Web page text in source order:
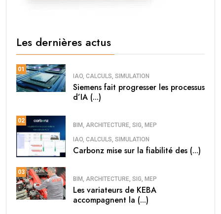
Les dernières actus
01
IAO, CALCULS, SIMULATION
Siemens fait progresser les processus
d’IA (...)
02
BIM, ARCHITECTURE, SIG, MEP
IAO, CALCULS, SIMULATION
Carbonz mise sur la fiabilité des (...)
03
BIM, ARCHITECTURE, SIG, MEP
Les variateurs de KEBA
accompagnent la (...)